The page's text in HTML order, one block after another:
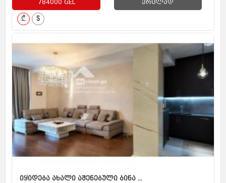
784000 GEL ვრცლად
₾ $
იყიდება ახალი აშენებული ბინა ...